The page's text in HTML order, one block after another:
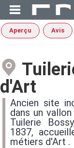
Aperçu Avis
d'Art
Ancien site
dans un
Tuilerie
1837,
métiers d'Art .